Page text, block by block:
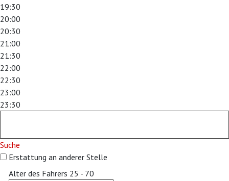
19:30
20:00
20:30
21:00
21:30
22:00
22:30
23:00
23:30
Suche
Erstattung an anderer Stelle
Alter des Fahrers 25 - 70